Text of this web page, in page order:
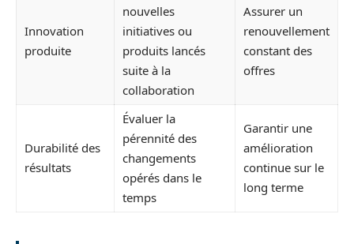
Innovation
produite
nouvelles
initiatives ou
produits lancés
suite à la
collaboration
Assurer un
renouvellement
constant des
offres
Durabilité des
résultats
Évaluer la
pérennité des
changements
opérés dans le
temps
Garantir une
amélioration
continue sur le
long terme